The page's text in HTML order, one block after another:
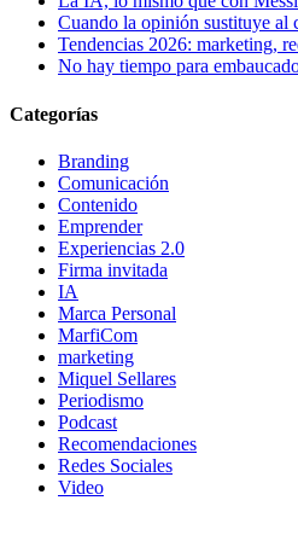
Cuando la opinión sustituye al
Tendencias 2026: marketing,
No hay tiempo para
Categorías
Branding
Comunicación
Contenido
Emprender
Experiencias 2.0
Firma invitada
IA
Marca Personal
MarfiCom
marketing
Miquel Sellares
Periodismo
Podcast
Recomendaciones
Redes Sociales
Video